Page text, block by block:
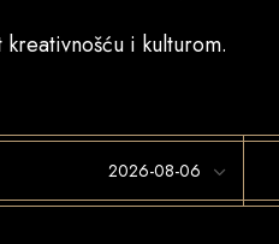
i kulturom.